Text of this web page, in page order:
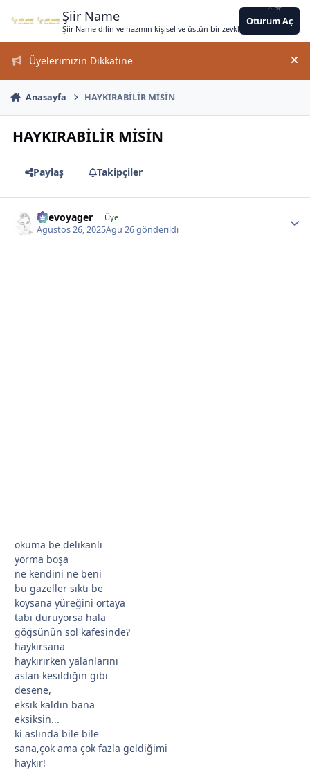
Şiir Name
Şiir Name dilin ve nazmın kişisel ve üstün bir zevkle bir arada
Oturum Aç
Üyelerimizin Dikkatine
Anasayfa HAYKIRABİLİR MİSİN
HAYKIRABİLİR MİSİN
Paylaş Takipçiler
likevoyager Üye
Agustos 26, 2025Agu 26gönderildi
okuma be delikanlı
yorma boşa
ne kendini ne beni
bu gazeller sıktı be
koysana yüreğini ortaya
tabi duruyorsa hala
göğsünün sol kafesinde?
haykırsana
haykırırken yalanlarını
aslan kesildiğin gibi
desene,
eksik kaldın bana
eksiksin...
ki aslında bile bile
sana,çok ama çok fazla geldiğimi
haykır!
*
* *
*
*
*
*